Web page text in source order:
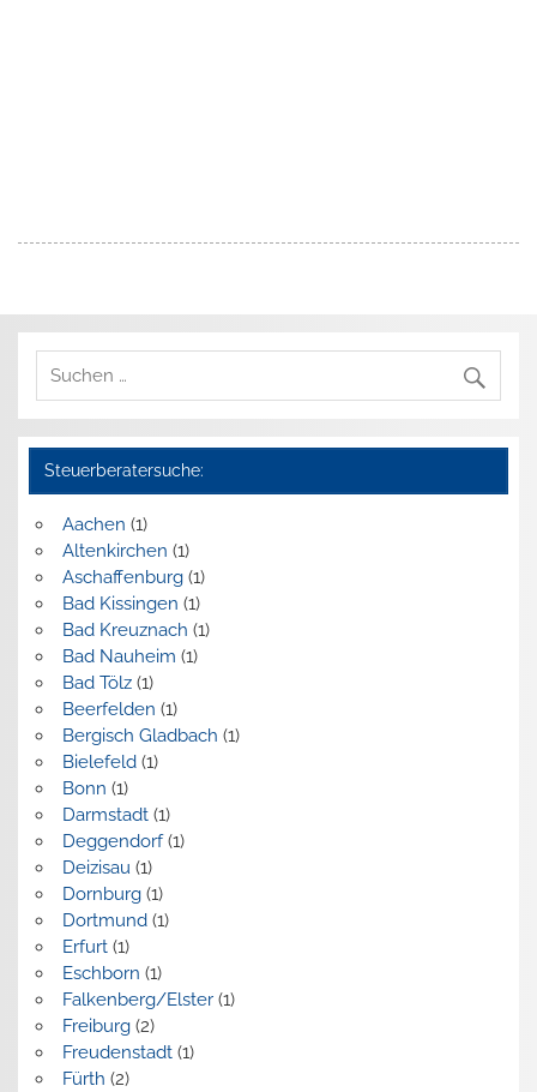
Steuerberatersuche:
Aachen (1)
Altenkirchen (1)
Aschaffenburg(1)
Bad Kissingen (1)
Bad Kreuznach (1)
Bad Nauheim (1)
Bad Tölz(1)
Beerfelden (1)
Bergisch Gladbach (1)
Bielefeld(1)
Bonn (1)
Darmstadt(1)
Deggendorf(1)
Deizisau (1)
Dornburg(1)
Dortmund(1)
Erfurt(1)
Eschborn (1)
Falkenberg/Elster(1)
Freiburg(2)
Freudenstadt(1)
Fürth (2)